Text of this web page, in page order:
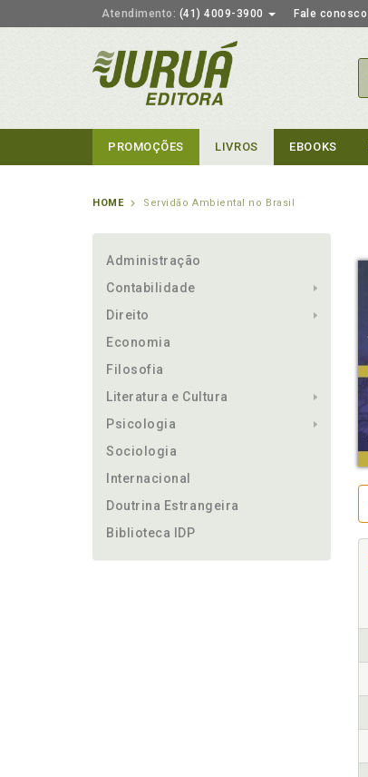
Atendimento: (41) 4009-3900 Fale conosco
PROMOÇÕES LIVROS EBOOKS
HOME Servidão Ambiental no Brasil
Administração
Contabilidade
Direito
Economia
Filosofia
Literatura e Cultura
Psicologia
Sociologia
Internacional
Doutrina Estrangeira
Biblioteca IDP